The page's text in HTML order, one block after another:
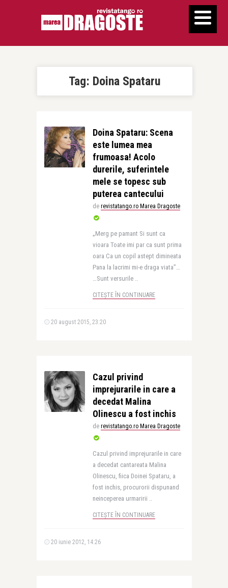
Tag: Doina Spataru
Doina Spataru: Scena
este lumea mea
frumoasa! Acolo
durerile, suferintele
mele se topesc sub
puterea cantecului
de revistatango.ro Marea Dragoste
„Merg pe pamant Si sunt ca
vioara Toate imi par ca sunt prima
oara Ca un copil astept dimineata
Pana la lacrimi mi-e draga viata”…
…Sunt versurile ..
CITEȘTE ÎN CONTINUARE
20 august 2015, 23:20
Cazul privind
imprejurarile in care a
decedat Malina
Olinescu a fost inchis
de revistatango.ro Marea Dragoste
Cazul privind imprejurarile in care
a decedat cantareata Malina
Olinescu, fiica Doinei Spataru, a
fost inchis, procurorii dispunand
neinceperea urmaririi ..
CITEȘTE ÎN CONTINUARE
20 iunie 2012, 14:26